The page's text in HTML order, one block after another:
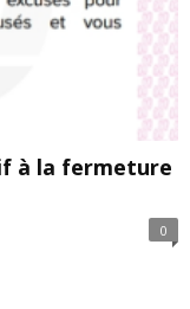
à la fermeture
0